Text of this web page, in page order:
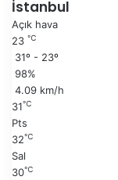
s
a
k
i
İstanbul
Açık hava
23 ℃
31º - 23º
98%
4.09 km/h
31℃
Pts
32℃
Sal
30℃